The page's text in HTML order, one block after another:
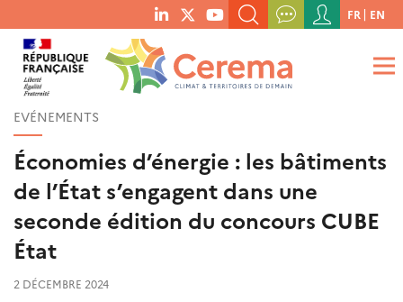
menu
social
links
RECHERCHER UN MOT-CLÉ, UNE PUBLICATION, ETC.
QUE RECHERCHEZ-VOUS ?
Menu
du
compte
de
FR EN
EVÉNEMENTS
Économies d’énergie : les bâtiments
de l’État s’engagent dans une
seconde édition du concours CUBE
État
2 DÉCEMBRE 2024